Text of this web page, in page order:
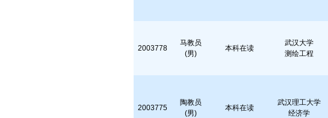
2003778
马教员
(男)
本科在读
武汉大学
测绘工程
2003775
陶教员
(男)
本科在读
武汉理工大学
经济学